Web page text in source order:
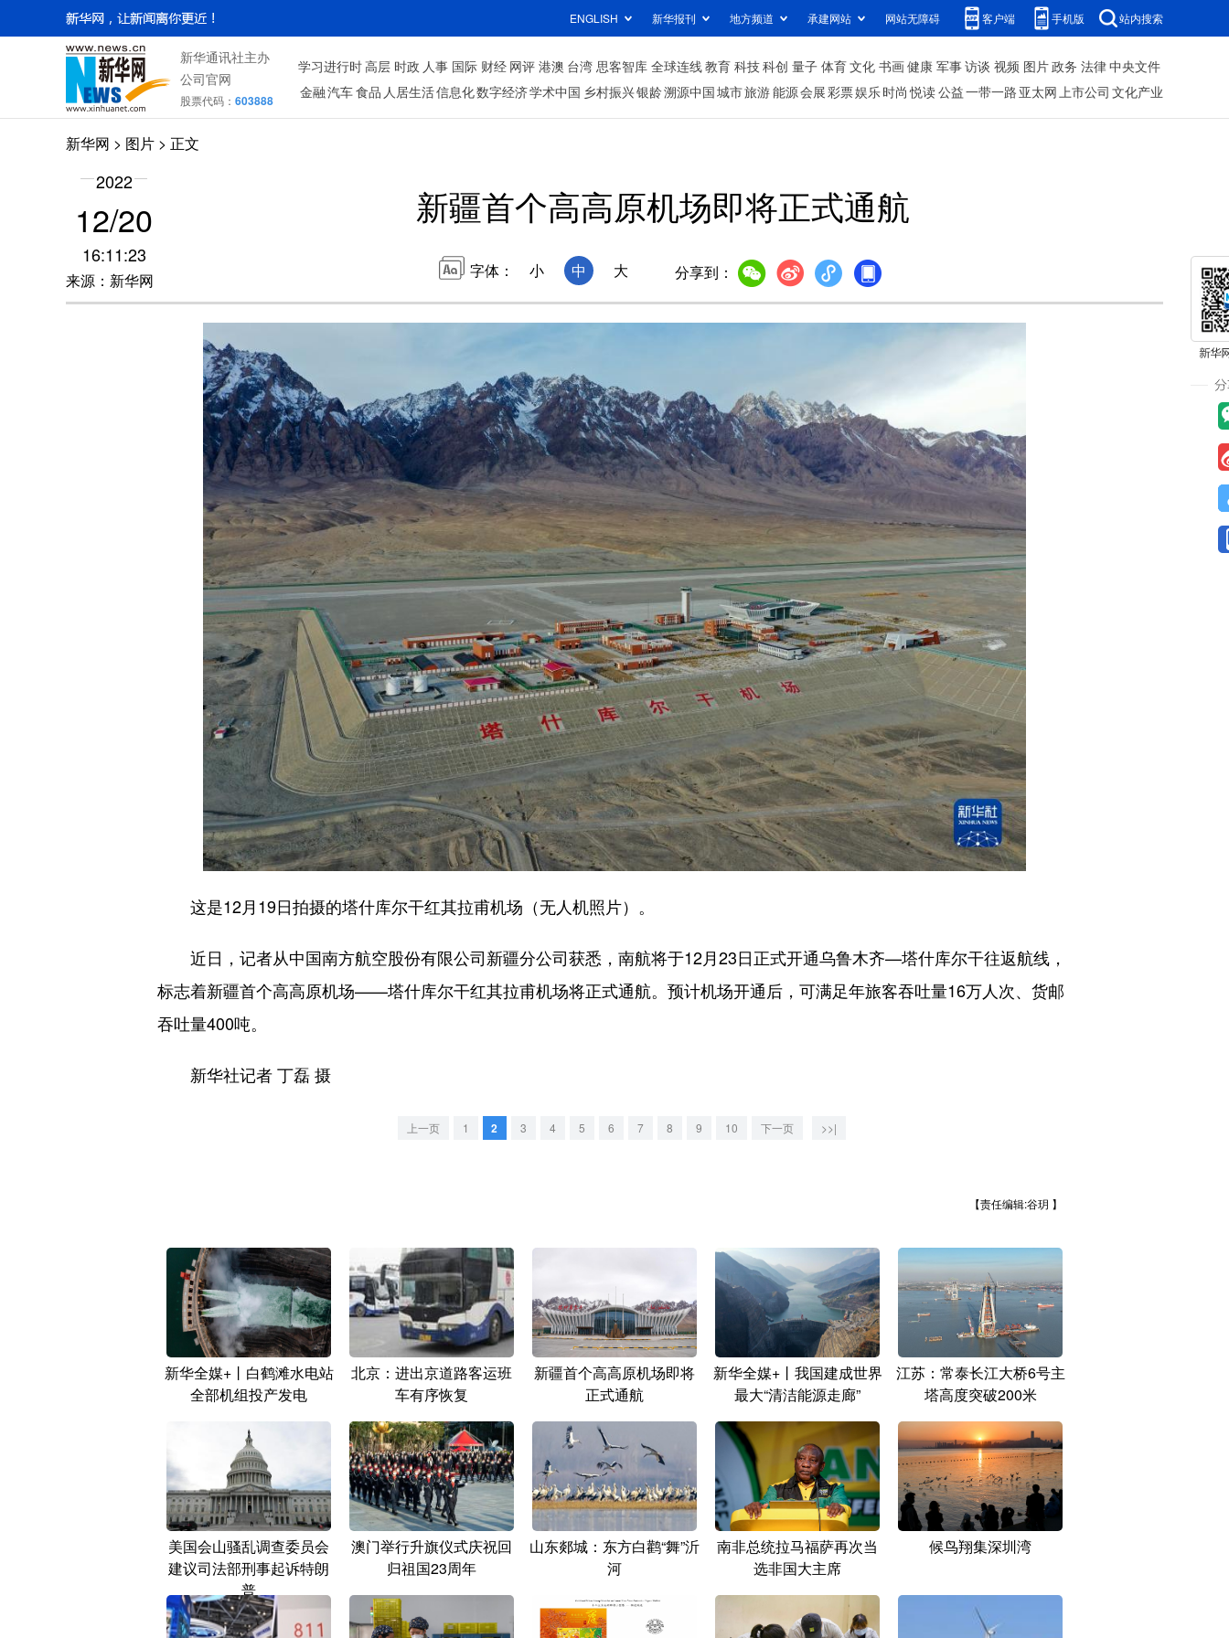
ENGLISH 新华报刊 地方频道 承建网站 网站无障碍 客户端 手机版 站内搜索
新华通讯社主办
公司官网
股票代码： 603888
学习进行时高层 时政 人事 国际 财经 网评 港澳 台湾 思客智库 全球连线教育 科技科创 量子 体育文化 书画健康 军事访谈 视频 图片政务 法律中央文件
金融汽车食品 人居生活信息化数字经济学术中国 乡村振兴银龄溯源中国城市旅游能源会展彩票娱乐时尚 悦读公益一带一路 亚太网上市公司 文化产业
新华网 > 图片 > 正文
2022
12/20
16:11:23
来源：新华网
新疆首个高高原机场即将正式通航
字体： 小 中 大 分享到：
这是12月19日拍摄的塔什库尔干红其拉甫机场（无人机照片）。
近日，记者从中国南方航空股份有限公司新疆分公司获悉，南航将于12月23日正式开通乌鲁木齐—塔什库尔干往返航线，
标志着新疆首个高高原机场——塔什库尔干红其拉甫机场将正式通航。预计机场开通后，可满足年旅客吞吐量16万人次、货邮
吞吐量400吨。
新华社记者 丁磊 摄
上一页 1 2 3 4 5 6 7 8 9 10 下一页 >>|
【责任编辑:谷玥 】
新华全媒+丨白鹤滩水电站
全部机组投产发电
北京：进出京道路客运班
车有序恢复
新疆首个高高原机场即将
正式通航
新华全媒+丨我国建成世界
最大“清洁能源走廊”
江苏：常泰长江大桥6号主
塔高度突破200米
美国会山骚乱调查委员会
建议司法部刑事起诉特朗
普
澳门举行升旗仪式庆祝回
归祖国23周年
山东郯城：东方白鹳“舞”沂
河
南非总统拉马福萨再次当
选非国大主席
候鸟翔集深圳湾